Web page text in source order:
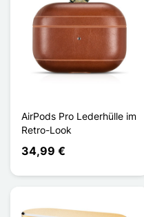
AirPods Pro Lederhülle im
Retro-Look
34,99 €